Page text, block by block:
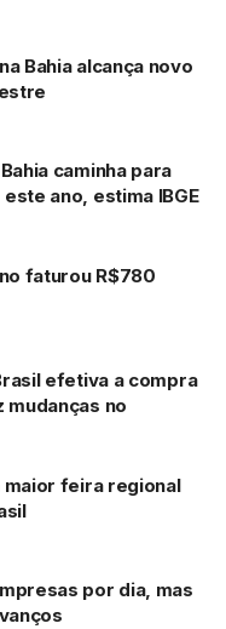
Bahia alcança novo
caminha para
ano, estima IBGE
faturou R$780
efetiva a compra
mudanças no
feira regional
por dia, mas